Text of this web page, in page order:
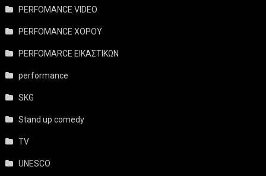
PERFOMANCE VIDEO
PERFOMANCE ΧΟΡΟΥ
PERFOMARCE ΕΙΚΑΣΤΙΚΩΝ
performance
SKG
Stand up comedy
TV
UNESCO